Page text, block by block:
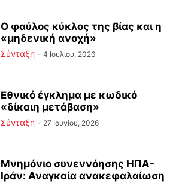
Ο φαύλος κύκλος της βίας και η
«μηδενική ανοχή»
Σύνταξη - 4 Ιουλίου, 2026
Εθνικό έγκλημα με κωδικό
«δίκαιη μετάβαση»
Σύνταξη - 27 Ιουνίου, 2026
Μνημόνιο συνεννόησης ΗΠΑ-
Ιράν: Αναγκαία ανακεφαλαίωση